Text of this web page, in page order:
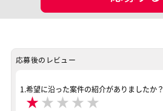
応募後のレビュー
1.希望に沿った案件の紹介がありましたか？
★ ★ ★ ★ ★